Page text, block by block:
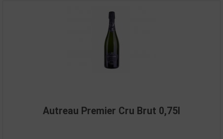
Autreau Premier Cru Brut 0,75l